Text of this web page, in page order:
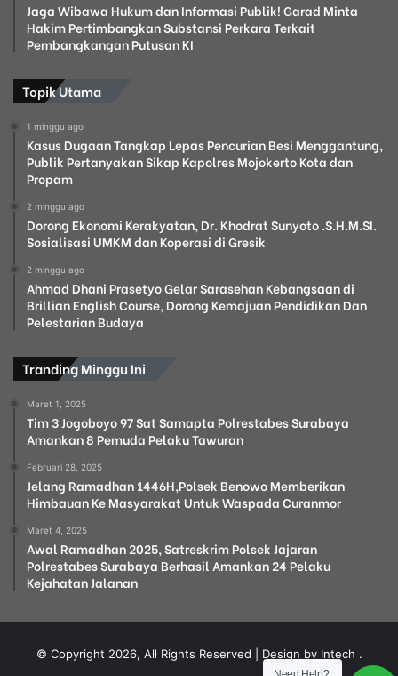
Jaga Wibawa Hukum dan Informasi Publik! Garad Minta
Hakim Pertimbangkan Substansi Perkara Terkait
Pembangkangan Putusan KI
Topik Utama
1 minggu ago
Kasus Dugaan Tangkap Lepas Pencurian Besi Menggantung,
Publik Pertanyakan Sikap Kapolres Mojokerto Kota dan
Propam
2 minggu ago
Dorong Ekonomi Kerakyatan, Dr. Khodrat Sunyoto .S.H.M.SI.
Sosialisasi UMKM dan Koperasi di Gresik
2 minggu ago
Ahmad Dhani Prasetyo Gelar Sarasehan Kebangsaan di
Brillian English Course, Dorong Kemajuan Pendidikan Dan
Pelestarian Budaya
Tranding Minggu Ini
Maret 1, 2025
Tim 3 Jogoboyo 97 Sat Samapta Polrestabes Surabaya
Amankan 8 Pemuda Pelaku Tawuran
Februari 28, 2025
Jelang Ramadhan 1446H,Polsek Benowo Memberikan
Himbauan Ke Masyarakat Untuk Waspada Curanmor
Maret 4, 2025
Awal Ramadhan 2025, Satreskrim Polsek Jajaran
Polrestabes Surabaya Berhasil Amankan 24 Pelaku
Kejahatan Jalanan
© Copyright 2026, All Rights Reserved | Design by Intech .